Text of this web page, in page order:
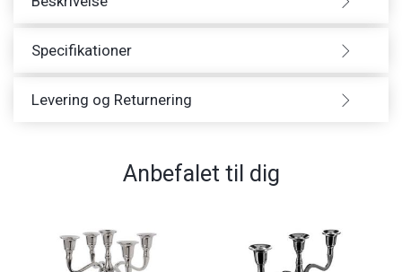
Specifikationer
Levering og Returnering
Anbefalet til dig